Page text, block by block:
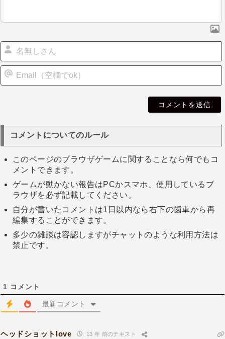
コメントについてのルール
このページのブラウザゲームに関することなら何でもコ
メントできます。
ゲームが動かない報告はPCかスマホ、使用しているブ
ラウザを必ず記載してください。
自分が書いたコメントは1日以内なら右下の歯車から再
編集することができます。
多少の雑談は容認しますがチャットのような利用方法は
禁止です。
1 コメント
最新コメント
ヘッドショットlove 13 年 前のテキスト